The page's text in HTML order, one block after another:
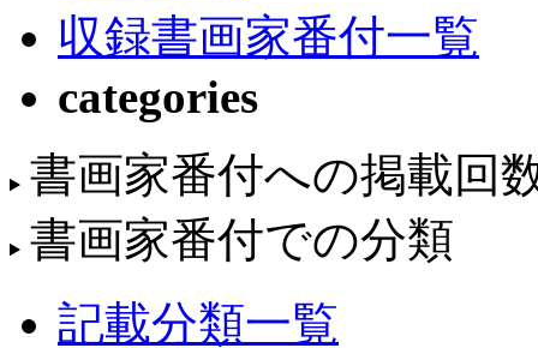
収録書画家番付一覧
categories
書画家番付への掲載回
書画家番付での分類
記載分類一覧